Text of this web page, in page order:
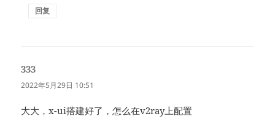
回复
333
道：
2022年5月29日 10:51
大大，x-ui搭建好了，怎么在v2ray上配置